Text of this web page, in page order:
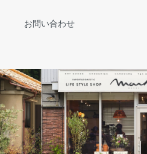
お問い合わせ